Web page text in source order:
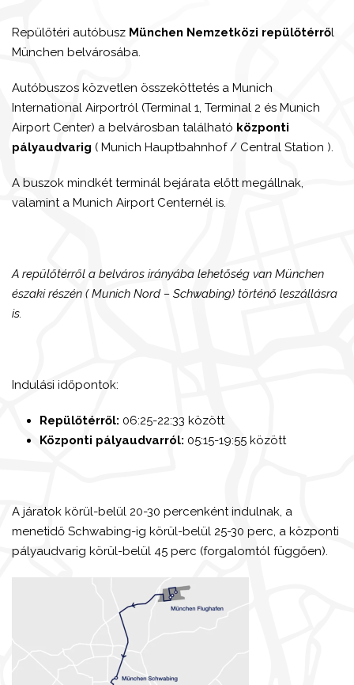
Repülőtéri autóbusz München Nemzetközi repülőtérről
München belvárosába.
Autóbuszos közvetlen összeköttetés a Munich
International Airportról (Terminal 1, Terminal 2 és Munich
Airport Center) a belvárosban található központi
pályaudvarig ( Munich Hauptbahnhof / Central Station ).
A buszok mindkét terminál bejárata előtt megállnak,
valamint a Munich Airport Centernél is.
A repülőtérről a belváros irányába lehetőség van München
északi részén ( Munich Nord – Schwabing) történő leszállásra
is.
Indulási időpontok:
Repülőtérről: 06:25-22:33 között
Központi pályaudvarról: 05:15-19:55 között
A járatok körül-belül 20-30 percenként indulnak, a
menetidő Schwabing-ig körül-belül 25-30 perc, a központi
pályaudvarig körül-belül 45 perc (forgalomtól függően).